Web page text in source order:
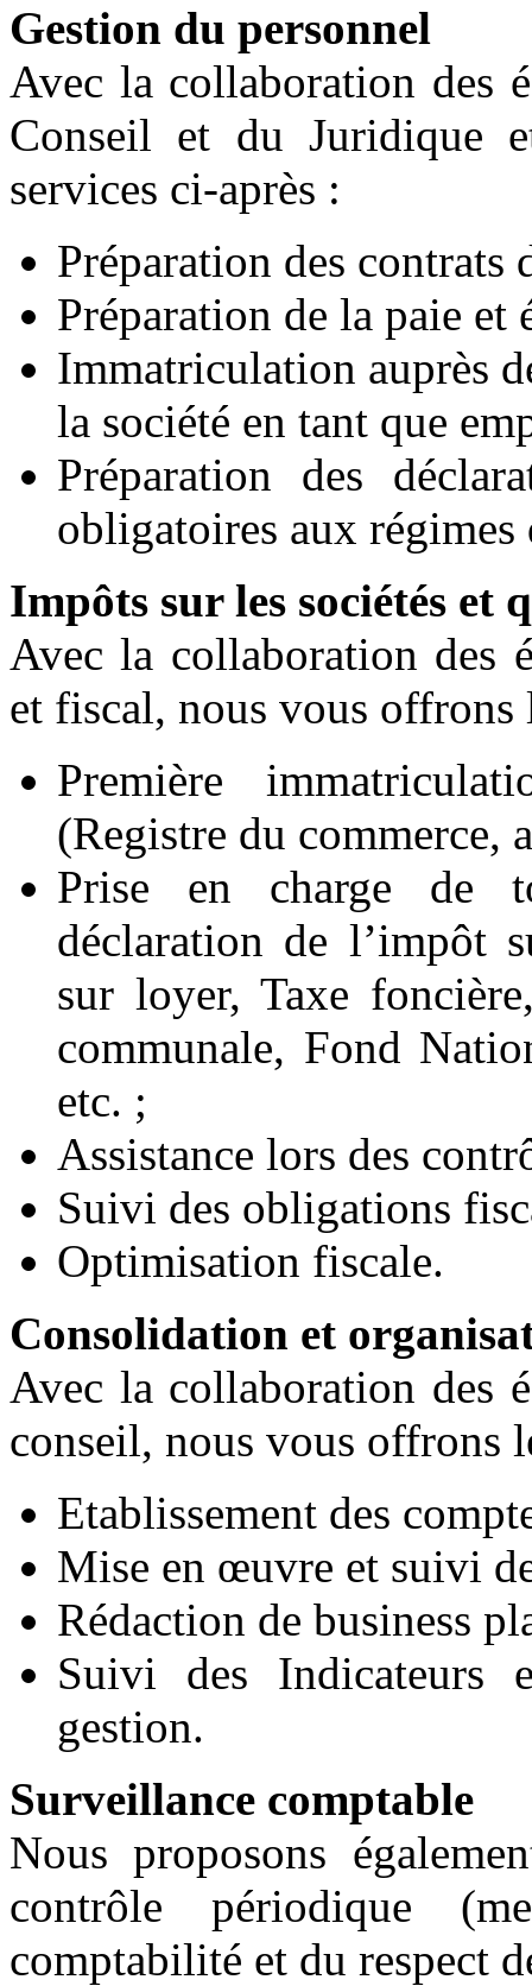
Gestion du personnel
Avec la collaboration des
Conseil et du Juridique
services ci-après :
Préparation des contrats
Préparation de la paie
Immatriculation auprès
la société en tant que
Préparation des
obligatoires aux
Impôts sur les sociétés et
Avec la collaboration des
et fiscal, nous vous offrons
Première
(Registre du commerce,
Prise en charge de
déclaration de l’impôt
sur loyer, Taxe
communale, Fond
etc. ;
Assistance lors des
Suivi des obligations
Optimisation fiscale.
Consolidation et
Avec la collaboration des
conseil, nous vous offrons
Etablissement des
Mise en œuvre et suivi
Rédaction de business
Suivi des Indicateurs
gestion.
Surveillance comptable
Nous proposons
contrôle périodique
comptabilité et du respect